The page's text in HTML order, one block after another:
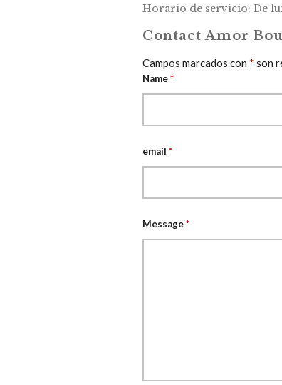
Horario de servicio: De
Contact Amor
Campos marcados con * son
Name*
email *
Message*